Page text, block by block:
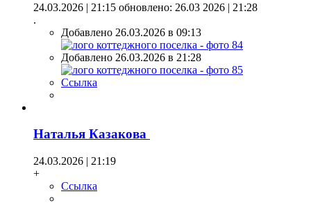
24.03.2026 | 21:15 обновлено: 26.03 2026 | 21:28
.
Добавлено 26.03.2026 в 09:13
Добавлено 26.03.2026 в 21:28
Ссылка
Наталья Казакова
24.03.2026 | 21:19
+
Ссылка